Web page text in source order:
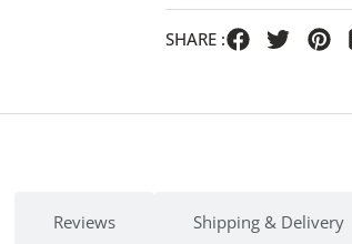
SHARE :
Reviews Shipping & Delivery